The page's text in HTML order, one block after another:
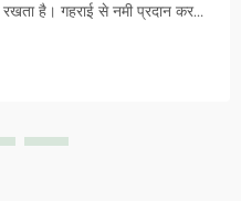
है। गहराई से नमी प्रदान करता